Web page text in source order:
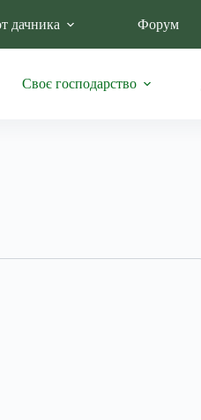
дачника Форум
Своє господарство